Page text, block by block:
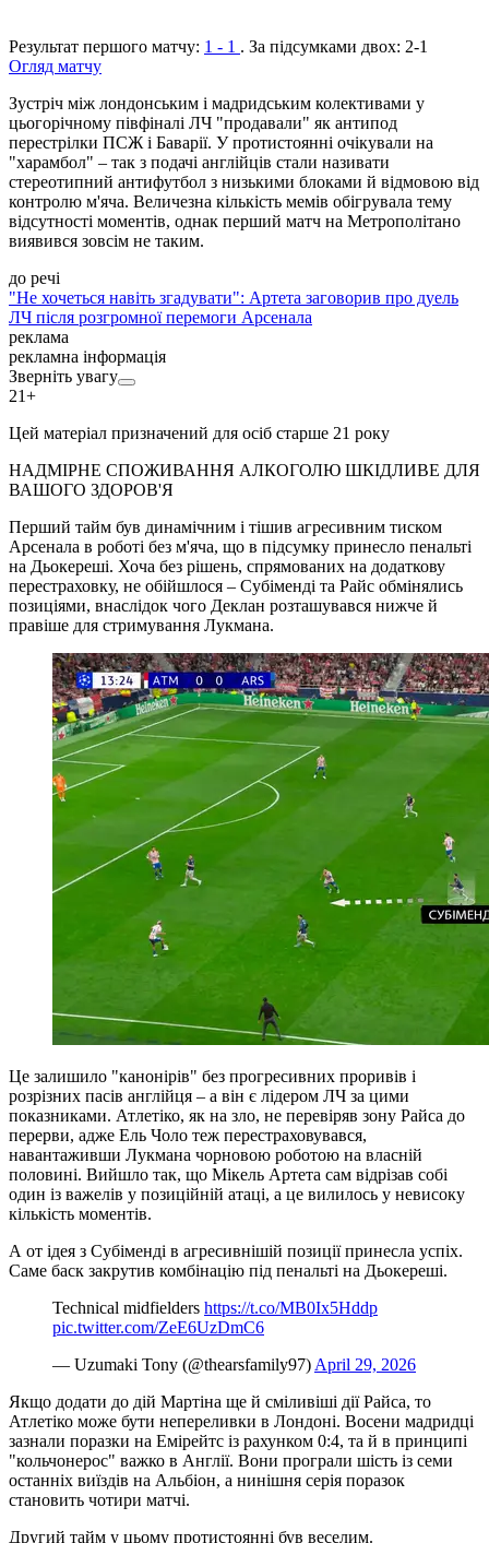
Результат першого матчу: 1 - 1 . За підсумками двох: 2-1
Огляд матчу
Зустріч між лондонським і мадридським колективами у
цьогорічному півфіналі ЛЧ "продавали" як антипод
перестрілки ПСЖ і Баварії. У протистоянні очікували на
"харамбол" – так з подачі англійців стали називати
стереотипний антифутбол з низькими блоками й відмовою від
контролю м'яча. Величезна кількість мемів обігрувала тему
відсутності моментів, однак перший матч на Метрополітано
виявився зовсім не таким.
до речі
"Не хочеться навіть згадувати": Артета заговорив про дуель
ЛЧ після розгромної перемоги Арсенала
реклама
рекламна інформація
Зверніть увагу
21+
Цей матеріал призначений для осіб старше 21 року
НАДМІРНЕ СПОЖИВАННЯ АЛКОГОЛЮ ШКІДЛИВЕ ДЛЯ
ВАШОГО ЗДОРОВ'Я
Перший тайм був динамічним і тішив агресивним тиском
Арсенала в роботі без м'яча, що в підсумку принесло пенальті
на Дьокереші. Хоча без рішень, спрямованих на додаткову
перестраховку, не обійшлося – Субіменді та Райс обмінялись
позиціями, внаслідок чого Деклан розташувався нижче й
правіше для стримування Лукмана.
Це залишило "канонірів" без прогресивних проривів і
розрізних пасів англійця – а він є лідером ЛЧ за цими
показниками. Атлетіко, як на зло, не перевіряв зону Райса до
перерви, адже Ель Чоло теж перестраховувався,
навантаживши Лукмана чорновою роботою на власній
половині. Вийшло так, що Мікель Артета сам відрізав собі
один із важелів у позиційній атаці, а це вилилось у невисоку
кількість моментів.
А от ідея з Субіменді в агресивнішій позиції принесла успіх.
Саме баск закрутив комбінацію під пенальті на Дьокереші.
Technical midfielders https://t.co/MB0Ix5Hddp
pic.twitter.com/ZeE6UzDmC6
— Uzumaki Tony (@thearsfamily97) April 29, 2026
Якщо додати до дій Мартіна ще й сміливіші дії Райса, то
Атлетіко може бути непереливки в Лондоні. Восени мадридці
зазнали поразки на Емірейтс із рахунком 0:4, та й в принципі
"кольчонерос" важко в Англії. Вони програли шість із семи
останніх виїздів на Альбіон, а нинішня серія поразок
становить чотири матчі.
Другий тайм у цьому протистоянні був веселим.